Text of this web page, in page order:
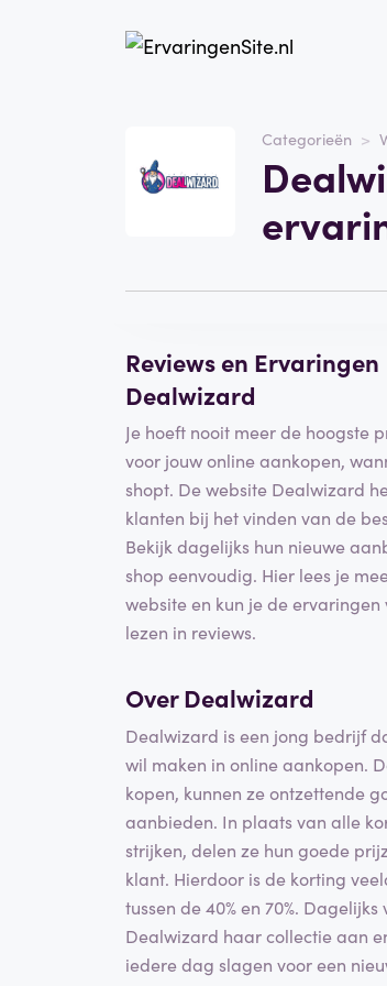
Categorieën
Dealwizard
Categorie
Webshops
Schrijf een
Reviews en Ervaringen
Dealwizard
Je hoeft nooit meer de hoogste
voor jouw online aankopen,
shopt. De website Dealwizard
klanten bij het vinden van de
Bekijk dagelijks hun nieuwe
shop eenvoudig. Hier lees je
website en kun je de ervaringen
lezen in reviews.
Over Dealwizard
Dealwizard is een jong bedrijf
wil maken in online aankopen.
kopen, kunnen ze ontzettende
aanbieden. In plaats van alle
strijken, delen ze hun goede
klant. Hierdoor is de korting
tussen de 40% en 70%. Dagelijks
Dealwizard haar collectie aan
iedere dag slagen voor een